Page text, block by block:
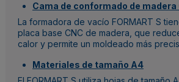
Cama de conformado de madera
La formadora de vacío FORMART S
placa base CNC de madera, que
calor y permite un moldeado más
Materiales de tamaño A4